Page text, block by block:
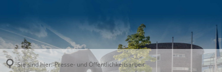
Sie sind hier: Presse- und Öffentlichkeitsarbeit